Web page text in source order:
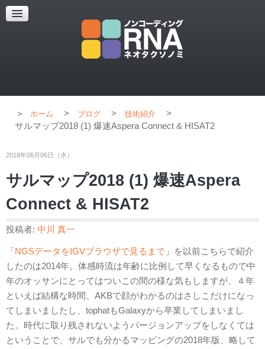
超解像顕微鏡
超解像顕微鏡の紹介
ホーム > ブログ > 技術紹介
>
サルマップ2018 (1) 爆速Aspera Connect & HISAT2
2018年06月06日（水）
サルマップ2018 (1) 爆速Aspera
Connect & HISAT2
投稿者: 中川 真一
「NGSデータをIGVブラウザで見るまで 」を以前こちらで紹介
したのは2014年。体感時流は年齢に比例して早くなるもので中
年のオッサンにとってはついこの間の様な気もしますが、４年
といえば結構な時間。AKBで顔がわかるのはさしこだけになっ
てしまいましたし、tophatもGalaxyから卒業してしまいまし
た。時代に取り残されないようバージョンアップをしなくては
ということで、サルでも分かるマッピングの2018年版、略して